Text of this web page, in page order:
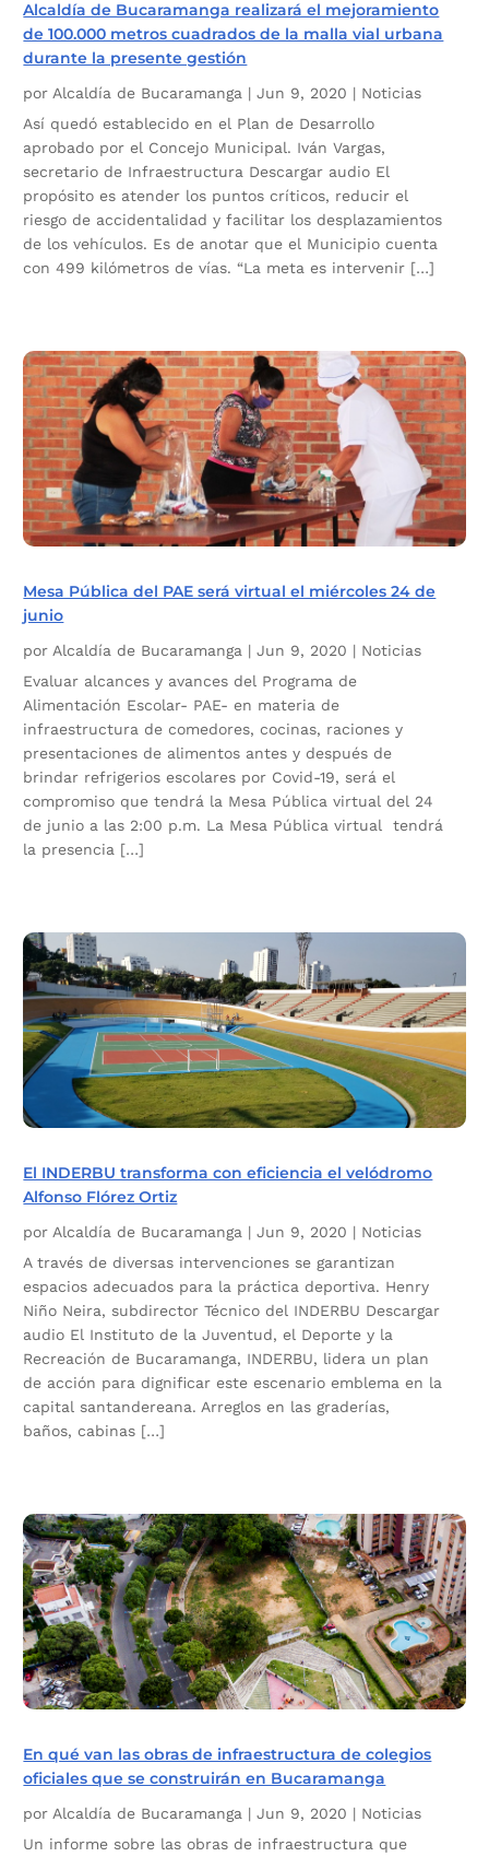
Alcaldía de Bucaramanga realizará el mejoramiento
de 100.000 metros cuadrados de la malla vial urbana
durante la presente gestión
porAlcaldía de Bucaramanga |Jun 9, 2020 | Noticias
Así quedó establecido en el Plan de Desarrollo
aprobado por el Concejo Municipal. Iván Vargas,
secretario de Infraestructura Descargar audio El
propósito es atender los puntos críticos, reducir el
riesgo de accidentalidad y facilitar los desplazamientos
de los vehículos. Es de anotar que el Municipio cuenta
con 499 kilómetros de vías. “La meta es intervenir […]
Mesa Pública del PAE será virtual el miércoles 24 de
junio
porAlcaldía de Bucaramanga |Jun 9, 2020 | Noticias
Evaluar alcances y avances del Programa de
Alimentación Escolar- PAE- en materia de
infraestructura de comedores, cocinas, raciones y
presentaciones de alimentos antes y después de
brindar refrigerios escolares por Covid-19, será el
compromiso que tendrá la Mesa Pública virtual del 24
de junio a las 2:00 p.m. La Mesa Pública virtual tendrá
la presencia […]
El INDERBU transforma con eficiencia el velódromo
Alfonso Flórez Ortiz
porAlcaldía de Bucaramanga |Jun 9, 2020 | Noticias
A través de diversas intervenciones se garantizan
espacios adecuados para la práctica deportiva. Henry
Niño Neira, subdirector Técnico del INDERBU Descargar
audio El Instituto de la Juventud, el Deporte y la
Recreación de Bucaramanga, INDERBU, lidera un plan
de acción para dignificar este escenario emblema en la
capital santandereana. Arreglos en las graderías,
baños, cabinas […]
En qué van las obras de infraestructura de colegios
oficiales que se construirán en Bucaramanga
por Alcaldía de Bucaramanga |Jun 9, 2020 | Noticias
Un informe sobre las obras de infraestructura que